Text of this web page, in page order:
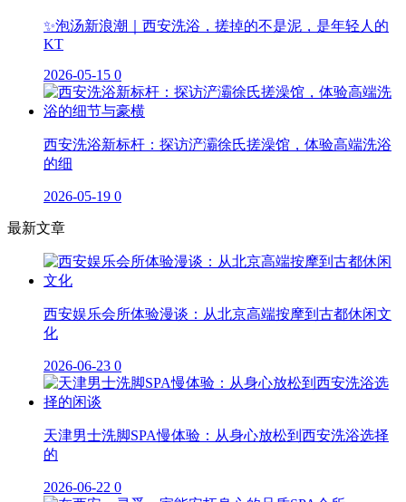
✨泡汤新浪潮｜西安洗浴，搓掉的不是泥，是年轻人的
KT
2026-05-15 0
西安洗浴新标杆：探访浐灞徐氏搓澡馆，体验高端洗浴
的细
2026-05-19 0
最新文章
西安娱乐会所体验漫谈：从北京高端按摩到古都休闲文
化
2026-06-23 0
天津男士洗脚SPA慢体验：从身心放松到西安洗浴选择
的
2026-06-22 0